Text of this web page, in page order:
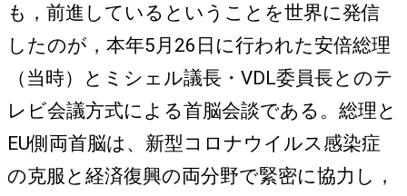
も，前進しているということを世界に発信
したのが，本年5月26日に行われた安倍総理
（当時）とミシェル議長・VDL委員長とのテ
レビ会議方式による首脳会談である。総理と
EU側両首脳は、新型コロナウイルス感染症
の克服と経済復興の両分野で緊密に協力し，